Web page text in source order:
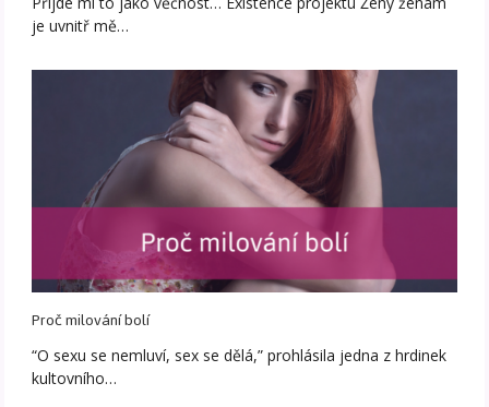
je uvnitř mě…
Proč milování bolí
“O sexu se nemluví, sex se dělá,” prohlásila jedna z hrdinek
kultovního…